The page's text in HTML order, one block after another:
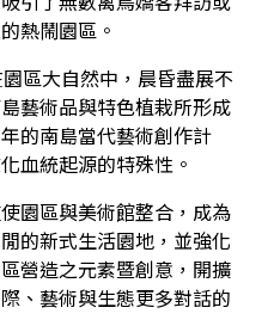
熱鬧園區。
區大自然中，晨昏盡展不
藝術品與特色植栽所形成
的南島當代藝術創作計
血統起源的特殊性。
園區與美術館整合，成為
的新式生活園地，並強化
營造之元素暨創意，開擴
、藝術與生態更多對話的